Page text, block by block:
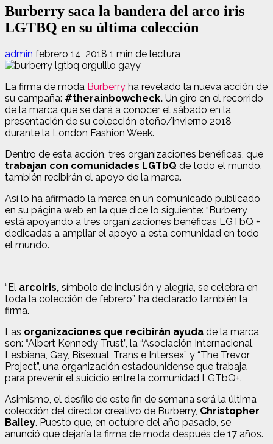
Burberry saca la bandera del arco iris
LGTBQ en su última colección
admin febrero 14, 2018 1 min de lectura
La firma de moda Burberry ha revelado la nueva acción de
su campaña: #therainbowcheck. Un giro en el recorrido
de la marca que se dará a conocer el sábado en la
presentación de su colección otoño/invierno 2018
durante la London Fashion Week.
Dentro de esta acción, tres organizaciones benéficas, que
trabajan con comunidades LGTbQ de todo el mundo,
también recibirán el apoyo de la marca.
Así lo ha afirmado la marca en un comunicado publicado
en su página web en la que dice lo siguiente: “Burberry
está apoyando a tres organizaciones benéficas LGTbQ +
dedicadas a ampliar el apoyo a esta comunidad en todo
el mundo.
“El arcoiris, símbolo de inclusión y alegría, se celebra en
toda la colección de febrero”, ha declarado también la
firma.
Las organizaciones que recibirán ayuda de la marca
son: “Albert Kennedy Trust”, la “Asociación Internacional,
Lesbiana, Gay, Bisexual, Trans e Intersex” y “The Trevor
Project”, una organización estadounidense que trabaja
para prevenir el suicidio entre la comunidad LGTbQ+.
Asimismo, el desfile de este fin de semana será la última
colección del director creativo de Burberry, Christopher
Bailey. Puesto que, en octubre del año pasado, se
anunció que dejaría la firma de moda después de 17 años.